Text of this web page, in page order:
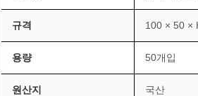
규격 100 × 50 ×
용량 50개입
원산지 국산